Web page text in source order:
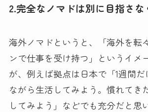
2.完全なノマドは別に目指さな
海外ノマドというと、「海外を転
ンで仕事を受け持つ」というイメ
が、例えば拠点は日本で「1週間
ながら生活してみよう。慣れてき
してみよう」などでも充分だと思